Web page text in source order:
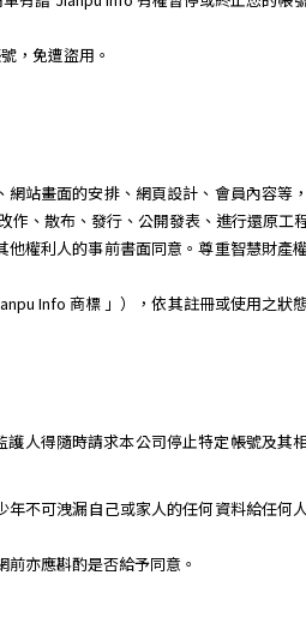
，免遭盜用。
站畫面的安排、網頁設計、會員內容等
、散布、發行、公開發表、進行還原工
權利人的事前書面同意。尊重智慧財產
Info 商標 」），依其註冊或使用之狀
人得隨時請求本公司停止特定帳號及其
不可洩漏自己或家人的任何資料給任何
亦應斟酌是否給予同意。